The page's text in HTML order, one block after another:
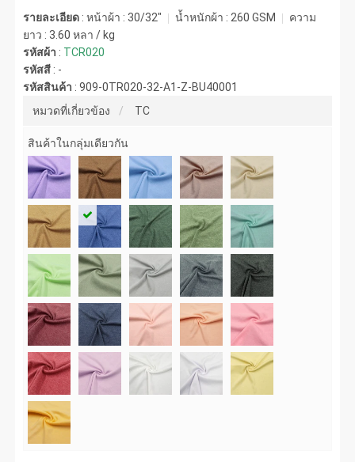
รายละเอียด : หน้าผ้า : 30/32" น้ำหนักผ้า : 260 GSM
ความ
ยาว : 3.60 หลา / kg
รหัสผ้า : TCR020
รหัสสี : -
รหัสสินค้า :909-0TR020-32-A1-Z-BU40001
หมวดที่เกี่ยวข้อง
TC
สินค้าในกลุ่มเดียวกัน